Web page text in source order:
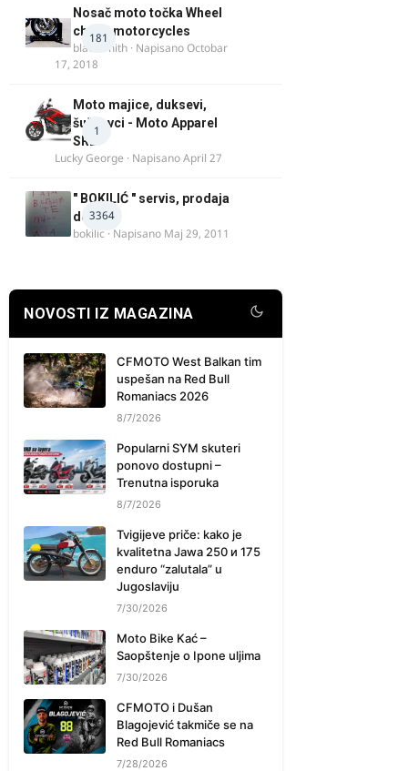
181
Nosač moto točka Wheel
chock motorcycles
blacksmith · NapisanoOctobar
17, 2018
1
Moto majice, duksevi,
šuškavci - Moto Apparel
SRB
Lucky George · NapisanoApril 27
3364
" BOKILIĆ " servis, prodaja
delova
bokilic · Napisano Maj 29, 2011
NOVOSTI IZ MAGAZINA
CFMOTO West Balkan tim
uspešan na Red Bull
Romaniacs 2026
8/7/2026
Popularni SYM skuteri
ponovo dostupni –
Trenutna isporuka
8/7/2026
Tvigijeve priče: kako je
kvalitetna Jawa 250 и 175
enduro “zalutala” u
Jugoslaviju
7/30/2026
Moto Bike Kać –
Saopštenje o Ipone uljima
7/30/2026
CFMOTO i Dušan
Blagojević takmiče se na
Red Bull Romaniacs
7/28/2026